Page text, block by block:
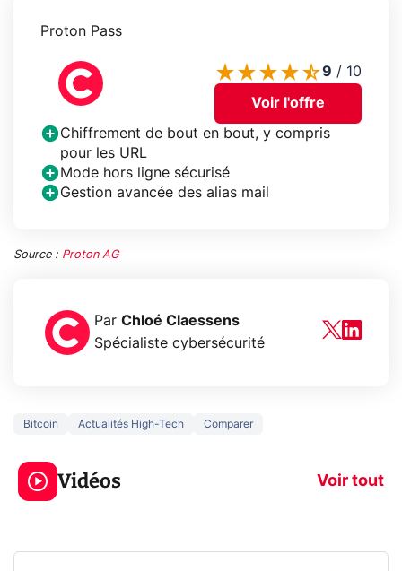
Proton Pass
Chiffrement de bout en bout, y compris
pour les URL
Mode hors ligne sécurisé
Gestion avancée des alias mail
Voir l'offre
9 / 10
Source : Proton AG
Par Chloé Claessens
Spécialiste cybersécurité
Bitcoin Actualités High-Tech Comparer
Vidéos Voir tout
3 écrans en 1 pour
319€ ? Voici L'AOC
CQ32G4ZA !
prochaine